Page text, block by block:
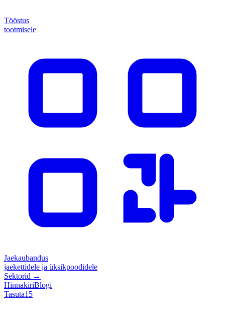
Tööstus
tootmisele
Jaekaubandus
jaekettidele ja üksikpoodidele
Sektorid →
HinnakiriBlogi
Tasuta15